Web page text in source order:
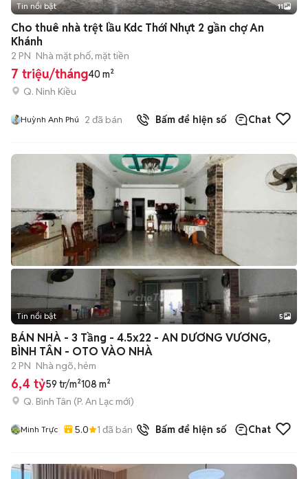
+2
Tin nổi bật 11
Cho thuê nhà trệt lầu Kdc Thới Nhựt 2 gần chợ An
Khánh
2 PN Nhà mặt phố, mặt tiền
7 triệu/tháng40 m²
Q. Ninh Kiều
Huỳnh Anh Phú 2 đã bán Bấm để hiện số Chat
Tin nổi bật 5
BÁN NHÀ - 3 Tầng - 4.5x22 - AN DƯƠNG VƯƠNG,
BÌNH TÂN - OTO VÀO NHÀ
2 PN Nhà ngõ, hẻm
6,4 tỷ59 tr/m²108 m²
Q. Bình Tân (P. An Lạc mới)
Minh Trực 5.0 1 đã bán Bấm để hiện số Chat